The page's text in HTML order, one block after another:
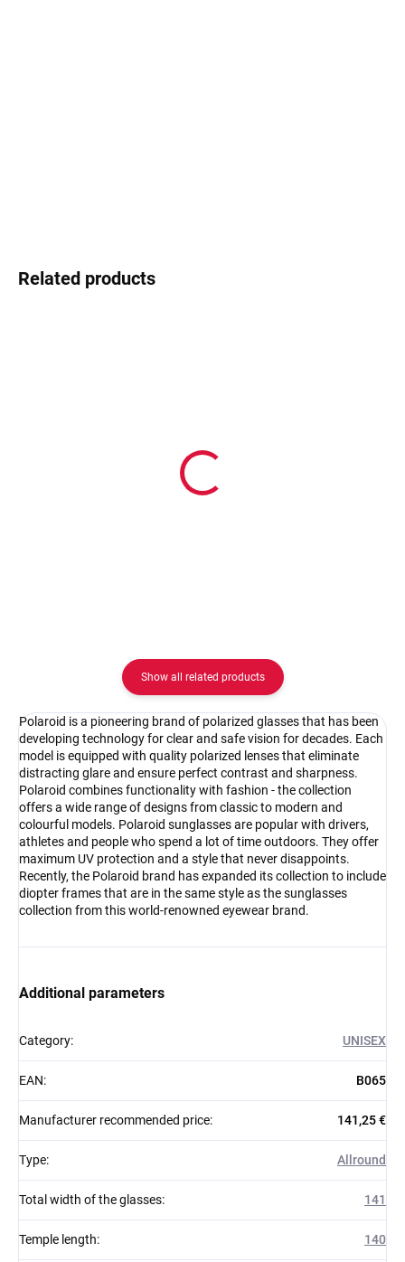
Related products
Show all related products
Polaroid is a pioneering brand of polarized glasses that has been
developing technology for clear and safe vision for decades. Each
model is equipped with quality polarized lenses that eliminate
distracting glare and ensure perfect contrast and sharpness.
Polaroid combines functionality with fashion - the collection
offers a wide range of designs from classic to modern and
colourful models. Polaroid sunglasses are popular with drivers,
athletes and people who spend a lot of time outdoors. They offer
maximum UV protection and a style that never disappoints.
Recently, the Polaroid brand has expanded its collection to include
diopter frames that are in the same style as the sunglasses
collection from this world-renowned eyewear brand.
Additional parameters
Category: UNISEX
EAN: B065
Manufacturer recommended price: 141,25 €
Type: Allround
Total width of the glasses: 141
Temple length: 140